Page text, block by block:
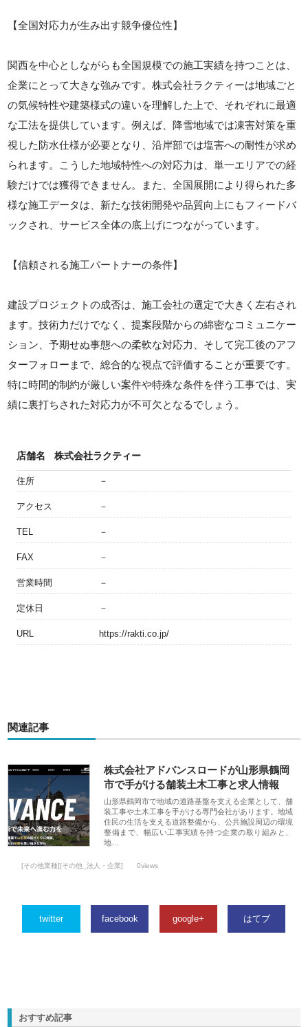
【全国対応力が生み出す競争優位性】
関西を中心としながらも全国規模での施工実績を持つことは、
企業にとって大きな強みです。株式会社ラクティーは地域ごと
の気候特性や建築様式の違いを理解した上で、それぞれに最適
な工法を提供しています。例えば、降雪地域では凍害対策を重
視した防水仕様が必要となり、沿岸部では塩害への耐性が求め
られます。こうした地域特性への対応力は、単一エリアでの経
験だけでは獲得できません。また、全国展開により得られた多
様な施工データは、新たな技術開発や品質向上にもフィードバ
ックされ、サービス全体の底上げにつながっています。
【信頼される施工パートナーの条件】
建設プロジェクトの成否は、施工会社の選定で大きく左右され
ます。技術力だけでなく、提案段階からの綿密なコミュニケー
ション、予期せぬ事態への柔軟な対応力、そして完工後のアフ
ターフォローまで、総合的な視点で評価することが重要です。
特に時間的制約が厳しい案件や特殊な条件を伴う工事では、実
績に裏打ちされた対応力が不可欠となるでしょう。
店舗名 株式会社ラクティー
住所 －
アクセス －
TEL －
FAX －
営業時間 －
定休日 －
URL https://rakti.co.jp/
関連記事
株式会社アドバンスロードが山形県鶴岡
市で手がける舗装土木工事と求人情報
山形県鶴岡市で地域の道路基盤を支える企業として、舗
装工事や土木工事を手がける専門会社があります。地域
住民の生活を支える道路整備から、公共施設周辺の環境
整備まで、幅広い工事実績を持つ企業の取り組みと、
地…
[その他業種][その他_法人・企業] 0views
twitter facebook google+ はてブ
おすすめ記事